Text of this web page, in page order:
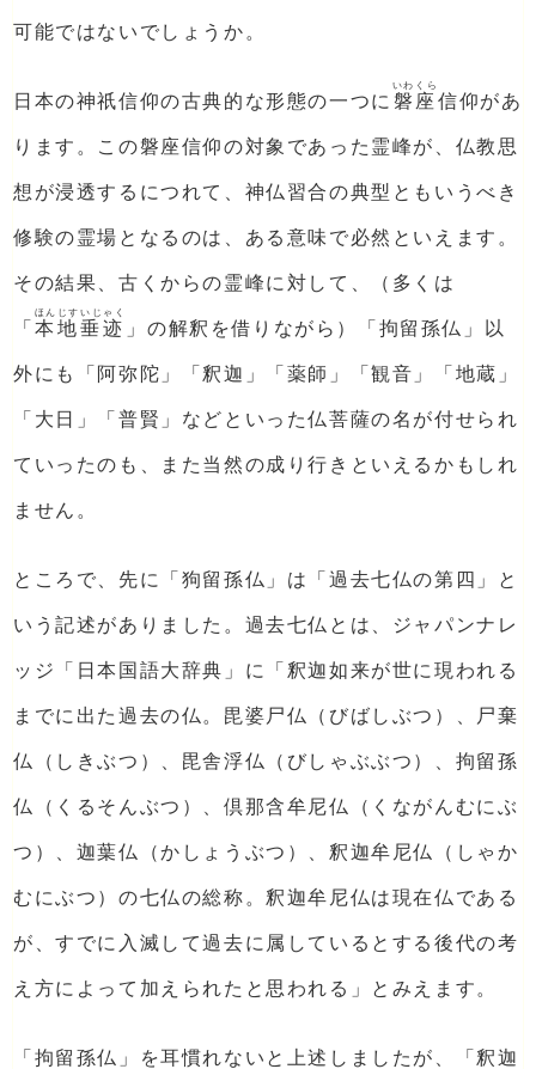
可能ではないでしょうか。
日本の神祇信仰の古典的な形態の一つに 磐座
いわくら
信仰があ
ります。この磐座信仰の対象であった霊峰が、仏教思
想が浸透するにつれて、神仏習合の典型ともいうべき
修験の霊場となるのは、ある意味で必然といえます。
その結果、古くからの霊峰に対して、（多くは
「 本地垂迹
ほんじすいじゃく
」の解釈を借りながら）「拘留孫仏」以
外にも「阿弥陀」「釈迦」「薬師」「観音」「地蔵」
「大日」「普賢」などといった仏菩薩の名が付せられ
ていったのも、また当然の成り行きといえるかもしれ
ません。
ところで、先に「狗留孫仏」は「過去七仏の第四」と
いう記述がありました。過去七仏とは、ジャパンナレ
ッジ「日本国語大辞典」に「釈迦如来が世に現われる
までに出た過去の仏。毘婆尸仏（びばしぶつ）、尸棄
仏（しきぶつ）、毘舎浮仏（びしゃぶぶつ）、拘留孫
仏（くるそんぶつ）、倶那含牟尼仏（くながんむにぶ
つ）、迦葉仏（かしょうぶつ）、釈迦牟尼仏（しゃか
むにぶつ）の七仏の総称。釈迦牟尼仏は現在仏である
が、すでに入滅して過去に属しているとする後代の考
え方によって加えられたと思われる」とみえます。
「拘留孫仏」を耳慣れないと上述しましたが、「釈迦